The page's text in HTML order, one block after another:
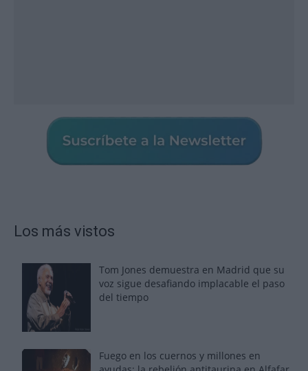
Los más vistos
Tom Jones demuestra en Madrid que su
voz sigue desafiando implacable el paso
del tiempo
Fuego en los cuernos y millones en